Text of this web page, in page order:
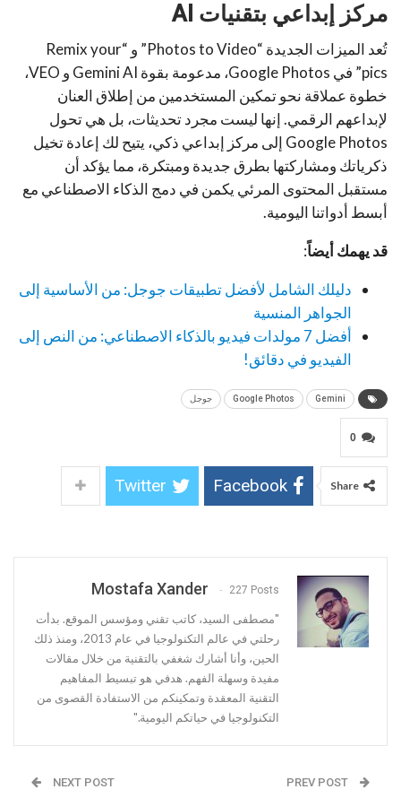
مركز إبداعي بتقنيات AI
تُعد الميزات الجديدة “Photos to Video” و “Remix your
pics” في Google Photos، مدعومة بقوة Gemini AI و VEO،
خطوة عملاقة نحو تمكين المستخدمين من إطلاق العنان
لإبداعهم الرقمي. إنها ليست مجرد تحديثات، بل هي تحول
Google Photos إلى مركز إبداعي ذكي، يتيح لك إعادة تخيل
ذكرياتك ومشاركتها بطرق جديدة ومبتكرة، مما يؤكد أن
مستقبل المحتوى المرئي يكمن في دمج الذكاء الاصطناعي مع
أبسط أدواتنا اليومية.
قد يهمك أيضاً:
دليلك الشامل لأفضل تطبيقات جوجل: من الأساسية إلى
الجواهر المنسية
أفضل 7 مولدات فيديو بالذكاء الاصطناعي: من النص إلى
الفيديو في دقائق!
Gemini
Google Photos جوجل
0
Share
Facebook
Twitter
Mostafa Xander 227 Posts
"مصطفى السيد، كاتب تقني ومؤسس الموقع. بدأت
رحلتي في عالم التكنولوجيا في عام 2013، ومنذ ذلك
الحين، وأنا أشارك شغفي بالتقنية من خلال مقالات
مفيدة وسهلة الفهم. هدفي هو تبسيط المفاهيم
التقنية المعقدة وتمكينكم من الاستفادة القصوى من
التكنولوجيا في حياتكم اليومية."
NEXT POST